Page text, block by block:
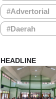
#Advertorial
#Daerah
HEADLINE